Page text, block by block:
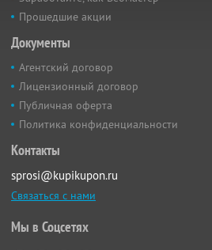
Прошедшие акции
Документы
Агентский договор
Лицензионный договор
Публичная оферта
Политика конфиденциальности
Контакты
sprosi@kupikupon.ru
Связаться с нами
Мы в Соцсетях